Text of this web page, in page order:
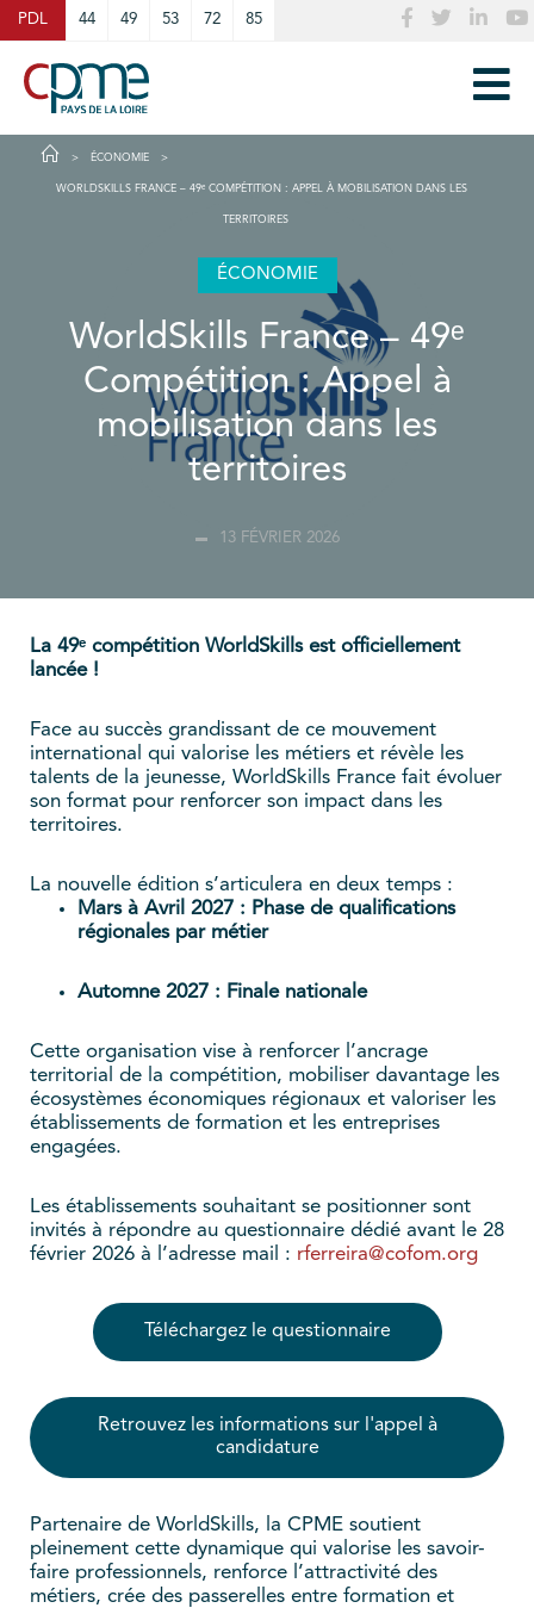
PDL 44 49 53 72 85
ÉCONOMIE
WORLDSKILLS FRANCE – 49ᵉ COMPÉTITION : APPEL À MOBILISATION DANS LES
TERRITOIRES
ÉCONOMIE
WorldSkills France – 49ᵉ
Compétition : Appel à
mobilisation dans les
territoires
13 FÉVRIER 2026
La 49ᵉ compétition WorldSkills est officiellement
lancée !
Face au succès grandissant de ce mouvement
international qui valorise les métiers et révèle les
talents de la jeunesse, WorldSkills France fait évoluer
son format pour renforcer son impact dans les
territoires.
La nouvelle édition s’articulera en deux temps :
Mars à Avril 2027 : Phase de qualifications
régionales par métier
Automne 2027 : Finale nationale
Cette organisation vise à renforcer l’ancrage
territorial de la compétition, mobiliser davantage les
écosystèmes économiques régionaux et valoriser les
établissements de formation et les entreprises
engagées.
Les établissements souhaitant se positionner sont
invités à répondre au questionnaire dédié avant le 28
février 2026 à l’adresse mail : rferreira@cofom.org
Téléchargez le questionnaire
Retrouvez les informations sur l'appel à
candidature
Partenaire de WorldSkills, la CPME soutient
pleinement cette dynamique qui valorise les savoir-
faire professionnels, renforce l’attractivité des
métiers, crée des passerelles entre formation et
Cookies management panel